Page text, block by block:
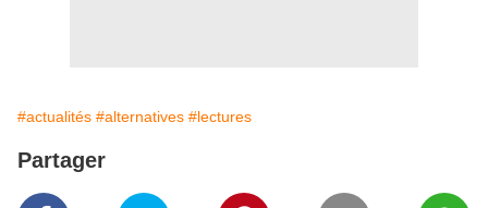
#actualités #alternatives #lectures
Partager